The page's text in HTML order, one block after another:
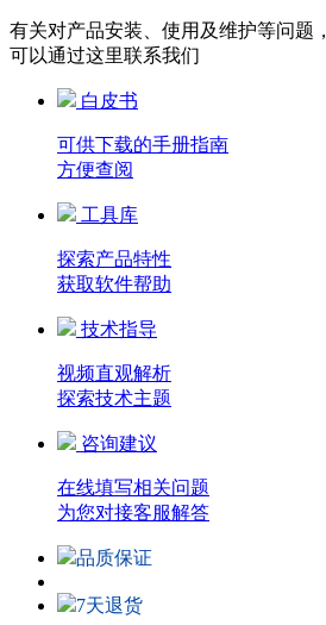
有关对产品安装、使用及维护等问题，
可以通过这里联系我们
白皮书
可供下载的手册指南
方便查阅
工具库
探索产品特性
获取软件帮助
技术指导
视频直观解析
探索技术主题
咨询建议
在线填写相关问题
为您对接客服解答
品质保证
7天退货